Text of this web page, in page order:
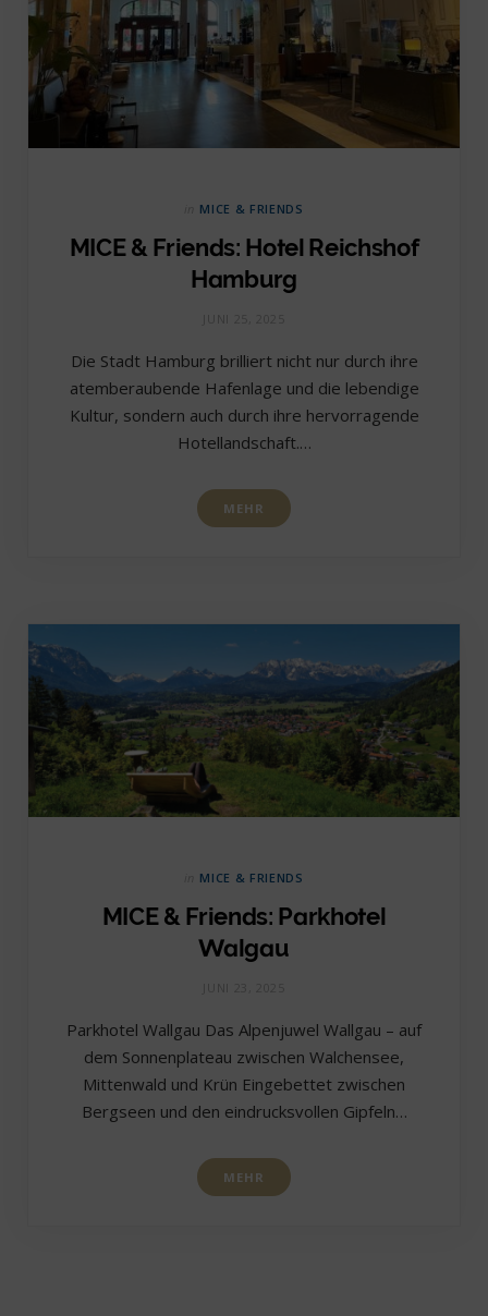
MICE & FRIENDS
MICE & Friends: Hotel Reichshof
Hamburg
Die Stadt Hamburg brilliert nicht nur durch ihre
atemberaubende Hafenlage und die lebendige
Kultur, sondern auch durch ihre hervorragende
Hotellandschaft.…
MEHR
MICE & FRIENDS
MICE & Friends: Parkhotel
Walgau
Parkhotel Wallgau Das Alpenjuwel Wallgau – auf
dem Sonnenplateau zwischen Walchensee,
Mittenwald und Krün Eingebettet zwischen
Bergseen und den eindrucksvollen Gipfeln…
MEHR